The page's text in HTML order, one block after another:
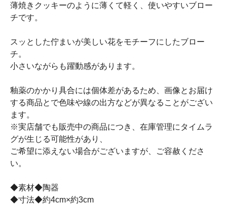
薄焼きクッキーのように薄くて軽く、使いやすいブロー
チです。
スッとした佇まいが美しい花をモチーフにしたブロー
チ。
小さいながらも躍動感があります。
釉薬のかかり具合には個体差があるため、画像とお届け
する商品とで色味や線の出方などが異なることがござい
ます。
※実店舗でも販売中の商品につき、在庫管理にタイムラ
グが生じる可能性があり、
ご希望に添えない場合がございますが、ご容赦くださ
い。
◆素材◆陶器
◆寸法◆約4cm×約3cm